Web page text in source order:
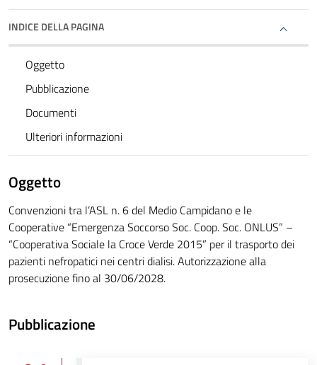
INDICE DELLA PAGINA
Oggetto
Pubblicazione
Documenti
Ulteriori informazioni
Oggetto
Convenzioni tra l’ASL n. 6 del Medio Campidano e le
Cooperative “Emergenza Soccorso Soc. Coop. Soc. ONLUS” –
“Cooperativa Sociale la Croce Verde 2015” per il trasporto dei
pazienti nefropatici nei centri dialisi. Autorizzazione alla
prosecuzione fino al 30/06/2028.
Pubblicazione